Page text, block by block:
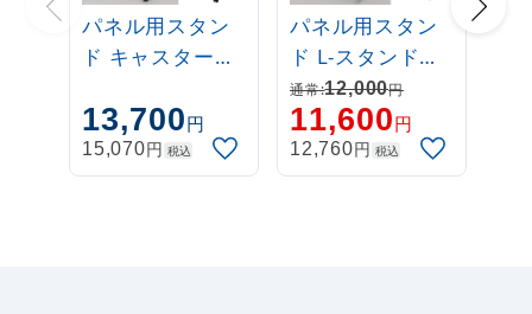
パネル用スタン
ド キャスタース
B2/A1/B1対応
13,700円
15,070円 税込
パネル用スタン
ド L-スタンド
A2/B2/A1/B1対
応 (L-Stand)
通常:12,000円
11,600円
12,760円 税込